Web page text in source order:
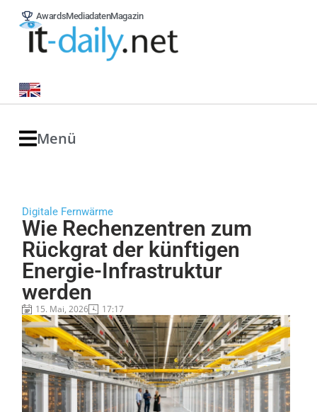
AwardsMediadatenMagazin
Menü
Digitale Fernwärme
Wie Rechenzentren zum
Rückgrat der künftigen
Energie-Infrastruktur
werden
15. Mai, 2026 17:17